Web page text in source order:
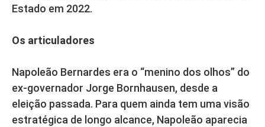
Estado em 2022.
Os articuladores
Napoleão Bernardes era o “menino dos olhos” do
ex-governador Jorge Bornhausen, desde a
eleição passada. Para quem ainda tem uma visão
estratégica de longo alcance, Napoleão aparecia